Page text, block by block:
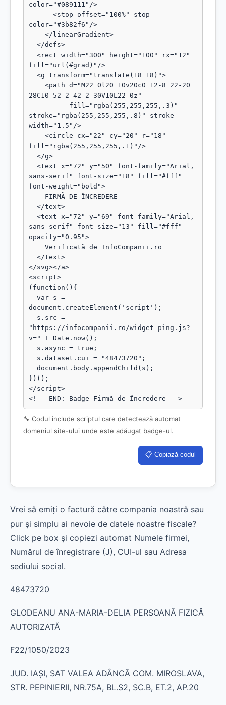
color="#089111"/>
color="#3b82f6"/>
fill="url(#grad)"/>
28C10 52 2 42 2 30V10L22 0z"
stroke="rgba(255,255,255,.8)" stroke-
width="1.5"/>
fill="rgba(255,255,255,.1)"/>
sans-serif" font-size="18" fill="#fff"
font-weight="bold">
sans-serif" font-size="13" fill="#fff"
opacity="0.95">
</svg></a>
<script>
(function(){
document.createElement('script');
"https://infocompanii.ro/widget-ping.js?
v=" + Date.now();
})();
</script>
<!-- END: Badge Firmă de Încredere -->
🔧 Codul include scriptul care detectează automat
domeniul site-ului unde este adăugat badge-ul.
📋 Copiază codul
Vrei să emiți o factură către compania noastră sau
pur și simplu ai nevoie de datele noastre fiscale?
Click pe box și copiezi automat Numele firmei,
Numărul de înregistrare (J), CUI-ul sau Adresa
sediului social.
48473720
GLODEANU ANA-MARIA-DELIA PERSOANĂ FIZICĂ
AUTORIZATĂ
F22/1050/2023
JUD. IAŞI, SAT VALEA ADÂNCĂ COM. MIROSLAVA,
STR. PEPINIERII, NR.75A, BL.S2, SC.B, ET.2, AP.20